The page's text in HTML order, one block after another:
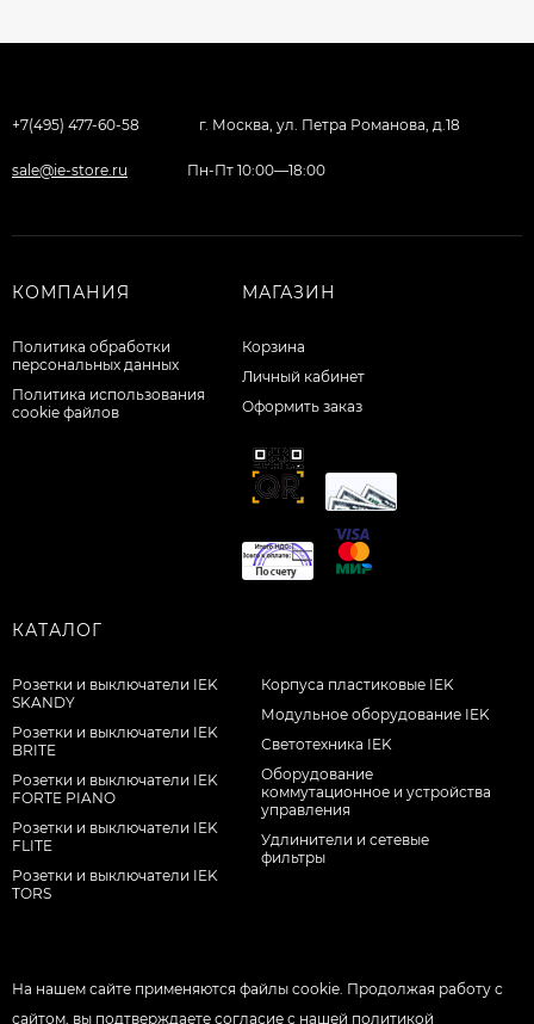
+7(495) 477-60-58 г. Москва, ул. Петра Романова, д.18
sale@ie-store.ru Пн-Пт 10:00—18:00
КОМПАНИЯ
Политика обработки
персональных данных
Политика использования
cookie файлов
МАГАЗИН
Корзина
Личный кабинет
Оформить заказ
КАТАЛОГ
Розетки и выключатели IEK
SKANDY
Розетки и выключатели IEK
BRITE
Розетки и выключатели IEK
FORTE PIANO
Розетки и выключатели IEK
FLITE
Розетки и выключатели IEK
TORS
Корпуса пластиковые IEK
Модульное оборудование IEK
Светотехника IEK
Оборудование
коммутационное и устройства
управления
Удлинители и сетевые
фильтры
На нашем сайте применяются файлы cookie. Продолжая работу с
сайтом, вы подтверждаете согласие с нашей политикой